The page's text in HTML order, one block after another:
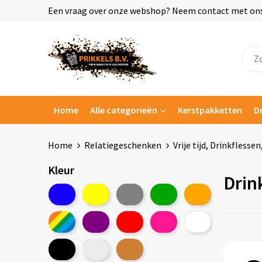
Een vraag over onze webshop? Neem contact met
Home Alle categorieën Kerstpakketten
Home Relatiegeschenken Vrije tijd,
Kleur